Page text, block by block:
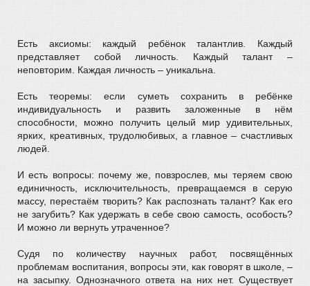
Есть аксиомы: каждый ребёнок талантлив. Каждый
представляет собой личность. Каждый талант –
неповторим. Каждая личность – уникальна.
Есть теоремы: если суметь сохранить в ребёнке
индивидуальность и развить заложенные в нём
способности, можно получить целый мир удивительных,
ярких, креативных, трудолюбивых, а главное – счастливых
людей.
И есть вопросы: почему же, повзрослев, мы теряем свою
единичность, исключительность, превращаемся в серую
массу, перестаём творить? Как распознать талант? Как его
не загубить? Как удержать в себе свою самость, особость?
И можно ли вернуть утраченное?
Судя по количеству научных работ, посвящённых
проблемам воспитания, вопросы эти, как говорят в школе, –
на засыпку. Однозначного ответа на них нет. Существует